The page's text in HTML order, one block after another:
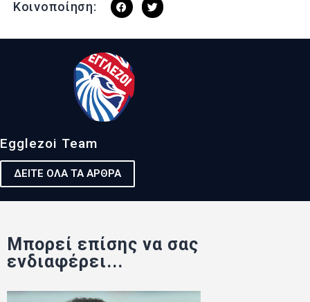
Κοινοποίηση:
Egglezoi Team
ΔΕΙΤΕ ΟΛΑ ΤΑ ΑΡΘΡΑ
Μπορεί επίσης να σας
ενδιαφέρει...